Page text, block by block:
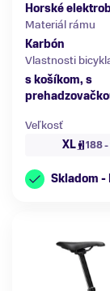
Horské
Materiál rámu
Karbón
Vlastnosti
s košíkom, s
Veľkosť
XL
188
Skladom -